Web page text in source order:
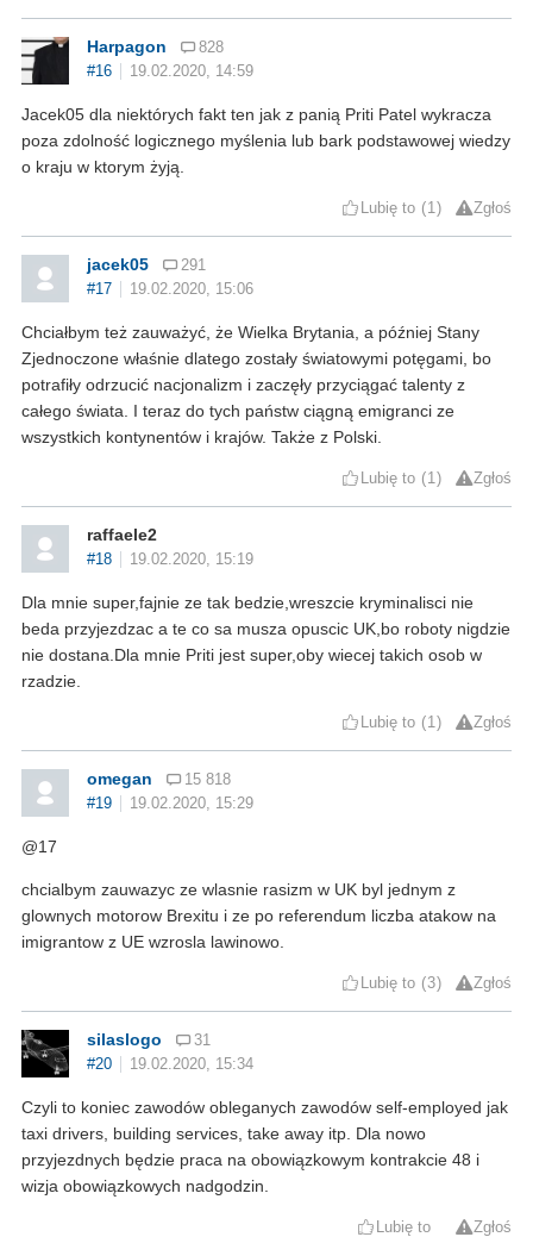
Harpagon
828
#16
19.02.2020, 14:59
Jacek05 dla niektórych fakt ten jak z panią Priti Patel wykracza
poza zdolność logicznego myślenia lub bark podstawowej wiedzy
o kraju w ktorym żyją.
Lubię to 1 Zgłoś
jacek05
291
#17
19.02.2020, 15:06
Chciałbym też zauważyć, że Wielka Brytania, a później Stany
Zjednoczone właśnie dlatego zostały światowymi potęgami, bo
potrafiły odrzucić nacjonalizm i zaczęły przyciągać talenty z
całego świata. I teraz do tych państw ciągną emigranci ze
wszystkich kontynentów i krajów. Także z Polski.
Lubię to 1 Zgłoś
raffaele2
#18 19.02.2020, 15:19
Dla mnie super,fajnie ze tak bedzie,wreszcie kryminalisci nie
beda przyjezdzac a te co sa musza opuscic UK,bo roboty nigdzie
nie dostana.Dla mnie Priti jest super,oby wiecej takich osob w
rzadzie.
Lubię to 1 Zgłoś
omegan
15 818
#19
19.02.2020, 15:29
@17
chcialbym zauwazyc ze wlasnie rasizm w UK byl jednym z
glownych motorow Brexitu i ze po referendum liczba atakow na
imigrantow z UE wzrosla lawinowo.
Lubię to 3 Zgłoś
silaslogo
31
#20
19.02.2020, 15:34
Czyli to koniec zawodów obleganych zawodów self-employed jak
taxi drivers, building services, take away itp. Dla nowo
przyjezdnych będzie praca na obowiązkowym kontrakcie 48 i
wizja obowiązkowych nadgodzin.
Lubię to Zgłoś